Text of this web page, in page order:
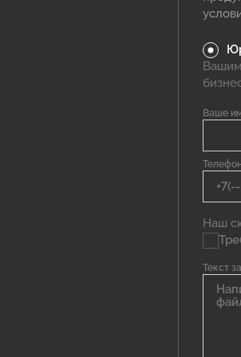
Вашим
Ваше
Телефон
Наш
Текст